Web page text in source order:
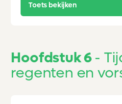
Toets bekijken
Hoofdstuk 6
regenten en